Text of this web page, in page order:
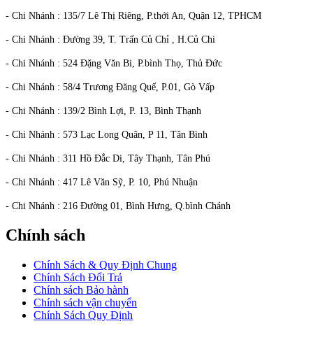
- Chi Nhánh : 135/7 Lê Thị Riêng, P.thới An, Quận 12, TPHCM
- Chi Nhánh : Đường 39, T. Trấn Củ Chỉ , H.Củ Chi
- Chi Nhánh : 524 Đặng Văn Bi, P.bình Thọ, Thủ Đức
- Chi Nhánh : 58/4 Trương Đăng Quế, P.01, Gò Vấp
- Chi Nhánh : 139/2 Bình Lợi, P. 13, Bình Thạnh
- Chi Nhánh : 573 Lạc Long Quân, P 11, Tân Bình
- Chi Nhánh : 311 Hồ Đắc Di, Tây Thạnh, Tân Phú
- Chi Nhánh : 417 Lê Văn Sỹ, P. 10, Phú Nhuận
- Chi Nhánh : 216 Đường 01, Bình Hưng, Q.bình Chánh
Chính sách
Chính Sách & Quy Định Chung
Chính Sách Đổi Trả
Chính sách Bảo hành
Chính sách vận chuyển
Chính Sách Quy Định